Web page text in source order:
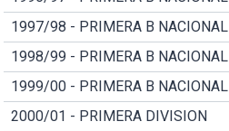
1997/98 - PRIMERA B NACIONAL
1998/99 - PRIMERA B NACIONAL
1999/00 - PRIMERA B NACIONAL
2000/01 - PRIMERA DIVISION